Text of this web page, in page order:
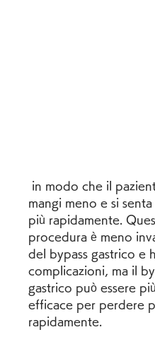
mangi meno e si senta
più rapidamente.
procedura è meno
del bypass gastrico e
complicazioni, ma il
gastrico può essere più
efficace per perdere
rapidamente.